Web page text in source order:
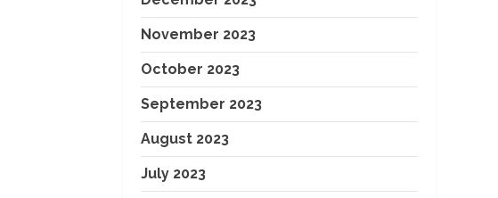
November 2023
October 2023
September 2023
August 2023
July 2023